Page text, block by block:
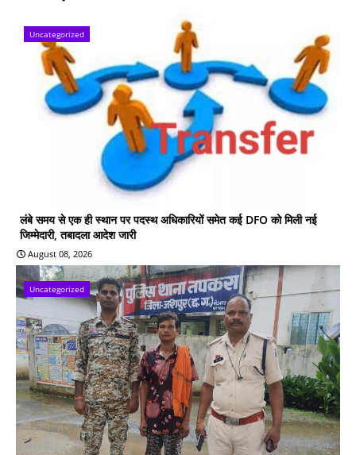
Uncategorized
लंबे समय से एक ही स्थान पर पदस्थ अधिकारियों समेत कई DFO को मिली नई
जिम्मेदारी, तबादला आदेश जारी
August 08, 2026
Uncategorized